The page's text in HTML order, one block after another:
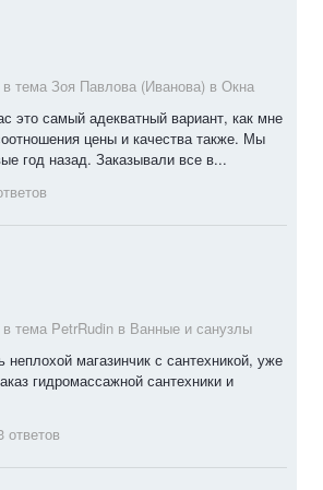
в тема Зоя Павлова (Иванова) в Окна
это самый адекватный вариант, как мне
цены и качества также. Мы
год назад. Заказывали все в...
тема PetrRudin в Ванные и санузлы
магазинчик с сантехникой, уже
гидромассажной сантехники и
ответов